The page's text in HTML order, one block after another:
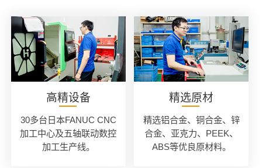
高精设备
30多台日本FANUC CNC
加工中心及五轴联动数控
加工生产线。
精选原材
精选铝合金、铜合金、锌
合金、亚克力、PEEK、
ABS等优良原材料。